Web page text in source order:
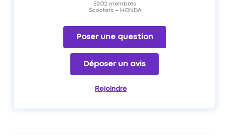
Scooters HONDA
5202 membres
Poser une question
Déposer un avis
Rejoindre